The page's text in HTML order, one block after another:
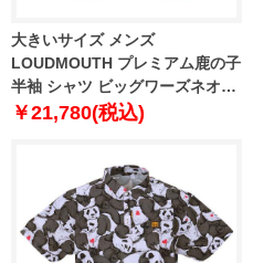
大きいサイズ メンズ
LOUDMOUTH プレミアム鹿の子
半袖 シャツ ビッグワーズネオン
1278-4270-1 3L 4L 5L 6L
￥21,780(税込)